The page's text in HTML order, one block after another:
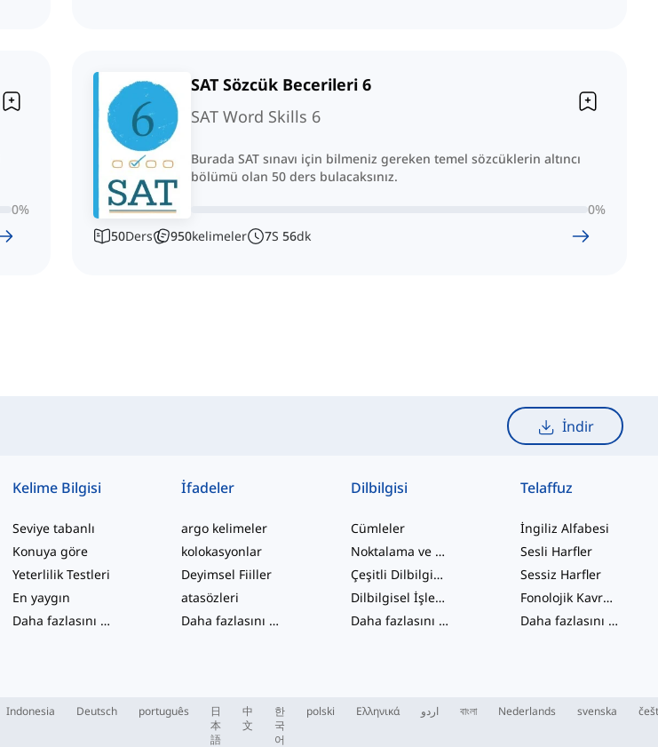
0%
SAT Sözcük Becerileri 6
SAT Word Skills 6
Burada SAT sınavı için bilmeniz gereken temel sözcüklerin altıncı
bölümü olan 50 ders bulacaksınız.
0%
50Ders 950kelimeler 7S 56dk
İndir
Kelime Bilgisi
Seviye tabanlı
Konuya göre
Yeterlilik Testleri
En yaygın
Daha fazlasını gör
İfadeler
argo kelimeler
kolokasyonlar
Deyimsel Fiiller
atasözleri
Daha fazlasını gör
Dilbilgisi
Cümleler
Noktalama ve Yazım
Çeşitli Dilbilgisi Konuları
Dilbilgisel İşlevler
Daha fazlasını gör
Telaffuz
İngiliz Alfabesi
Sesli Harfler
Sessiz Harfler
Fonolojik Kavramlar
Daha fazlasını gör
Indonesia Deutsch português
日
本
語
中
文
한
국
어
polski Ελληνικά اردو বাংলা Nederlands svenska